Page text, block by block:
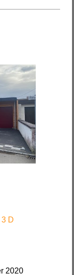
3 D
2020